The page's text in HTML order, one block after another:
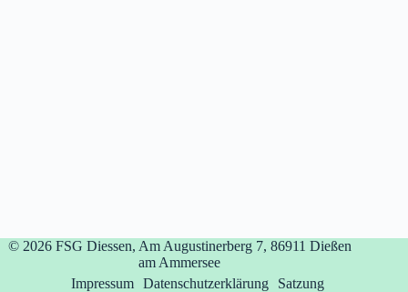
© 2026 FSG Diessen, Am Augustinerberg 7, 86911 Dießen
am Ammersee
Impressum Datenschutzerklärung Satzung